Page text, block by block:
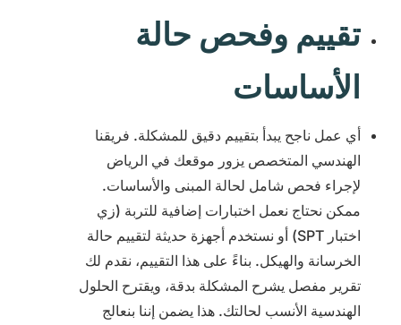
تقييم وفحص حالة
الأساسات
أي عمل ناجح يبدأ بتقييم دقيق للمشكلة. فريقنا
الهندسي المتخصص يزور موقعك في الرياض
لإجراء فحص شامل لحالة المبنى والأساسات.
ممكن نحتاج نعمل اختبارات إضافية للتربة (زي
اختبار SPT) أو نستخدم أجهزة حديثة لتقييم حالة
الخرسانة والهيكل. بناءً على هذا التقييم، نقدم لك
تقرير مفصل يشرح المشكلة بدقة، ويقترح الحلول
الهندسية الأنسب لحالتك. هذا يضمن إننا بنعالج